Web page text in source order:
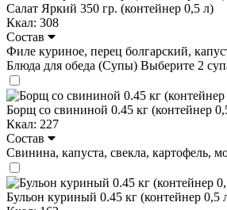
Салат Яркий 350 гр. (контейнер 0,5 л)
Ккал: 308
Состав
Филе куриное, перец болгарский,
Блюда для обеда (Супы) Выберите 2
Борщ со свининой 0.45 кг (контейнер
Ккал: 227
Состав
Свинина, капуста, свекла, картофель,
Бульон куриный 0.45 кг (контейнер 0,5